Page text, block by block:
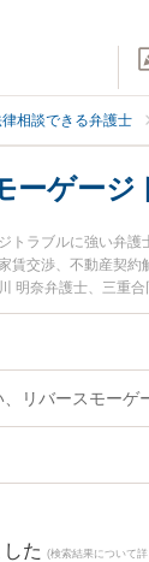
相談できる弁護士
ーゲージ
トラブルに強い弁
賃交渉、不動産契
明奈弁護士、三重
ルのトラブルを今
ブルを法律相談で
リバースモーゲ
た (検索結果について詳